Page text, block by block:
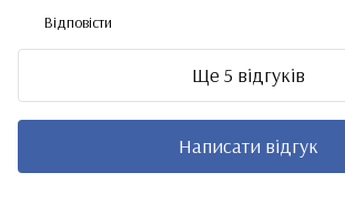
Відповісти
Ще 5 відгуків
Написати відгук